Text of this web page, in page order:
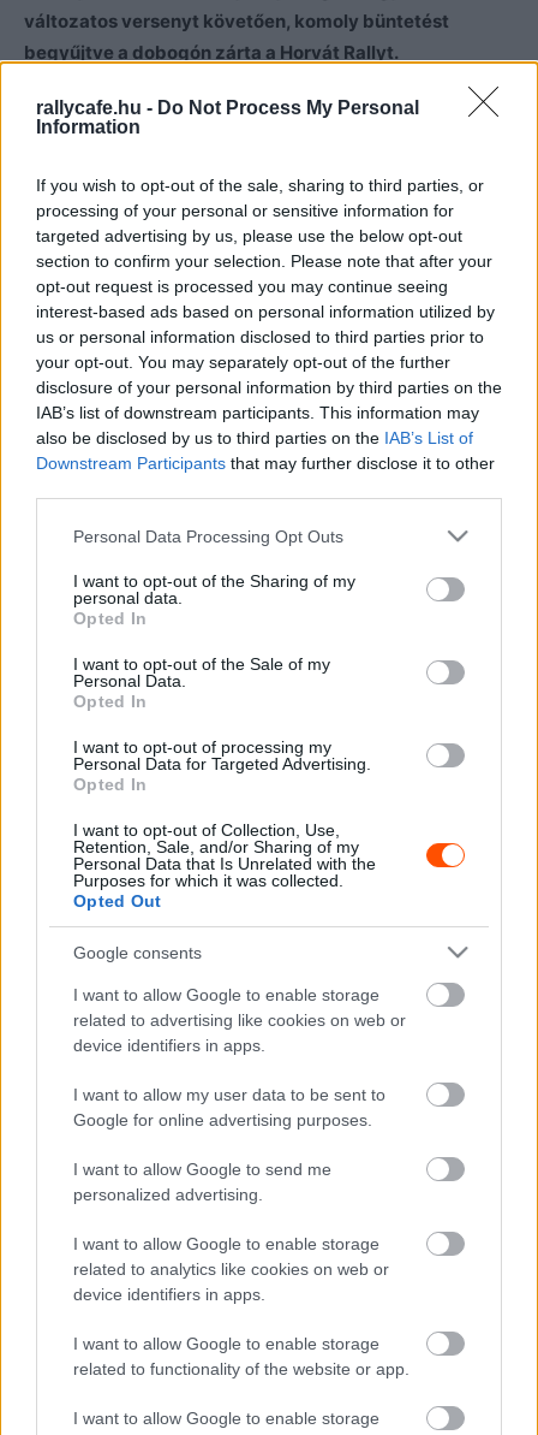
rallycafe.hu - Do Not Process My Personal
Information
If you wish to opt-out of the sale, sharing to third parties, or
processing of your personal or sensitive information for
targeted advertising by us, please use the below opt-out
section to confirm your selection. Please note that after your
opt-out request is processed you may continue seeing
interest-based ads based on personal information utilized by
us or personal information disclosed to third parties prior to
your opt-out. You may separately opt-out of the further
disclosure of your personal information by third parties on the
IAB’s list of downstream participants. This information may
also be disclosed by us to third parties on the IAB’s List of
Downstream Participants that may further disclose it to other
Please note that this website/app uses one or more Google
not limited to your visit or usage behaviour. You may click to
grant or deny consent to Google and its third-party tags to
use your data for below specified purposes in below Google
consent section.
Personal Data Processing Opt Outs
I want to opt-out of the Sharing of my
personal data.
Opted In
I want to opt-out of the Sale of my
Personal Data.
Opted In
I want to opt-out of processing my
Personal Data for Targeted Advertising.
Opted In
I want to opt-out of Collection, Use,
Retention, Sale, and/or Sharing of my
Personal Data that Is Unrelated with the
Purposes for which it was collected.
Opted Out
Google consents
I want to allow Google to enable storage
related to advertising like cookies on web or
device identifiers in apps.
I want to allow my user data to be sent to
Google for online advertising purposes.
I want to allow Google to send me
personalized advertising.
I want to allow Google to enable storage
related to analytics like cookies on web or
device identifiers in apps.
I want to allow Google to enable storage
related to functionality of the website or app.
I want to allow Google to enable storage
változatos versenyt követően, komoly büntetést
begyűjtve a dobogón zárta a Horvát Rallyt.
Thierry Neuville sorra halmozta a büntetéseket a
Horvát
jött a Power Stage, ahol balesetet szenvedett, ennek
ellenére is sikerült megszereznie a harmadik helyet.
“A Power Stage-n nem tudom, hogy mi történt – mondta
Thierry Neuville. – Tudtam, hogy árok van az út mentén
és a megcsúszás után már csak az autó próbáltam
menteni. Kívülről nagyon látványosnak tűnhetett, de
belülről kevésbé volt drámai és sikerült két defekttel
megúszni. Szerencsére pótkerekünk is ennyi volt még.
Kihívásokkal teli hétvége volt, mely során hol fent, hol
A belga versenyző szerint a Monte-Carlo Rally óta sokat
“Sokkal jobb most az autó, mint amilyen a Montén volt.
Most úgy látom, hogy sikerült javulni, de még mindig van
mit jobbá tenni. Két autóval zártunk a dobogón, ami
tovább kell fejlődnünk.”
Thierry Neuville idén három versenyen két dobogós
eredményt ért el, így abajnokságbana második helyen
áll Kalle Rovanperától 29 pont hátránnyal lemaradva, míg
Craig Breent 17 ponttal megelőzve.
A Hyundai a Horvát Rallyt követően a gyártók
bajnokságának második helyére lépett 42 pont hátránnyal
a Toyota és 5 pont előnnyel az M-Sporttal szemben.
Horvát Rally 2022 Hyundai Motorsport
Facebook X
Hund Gábor